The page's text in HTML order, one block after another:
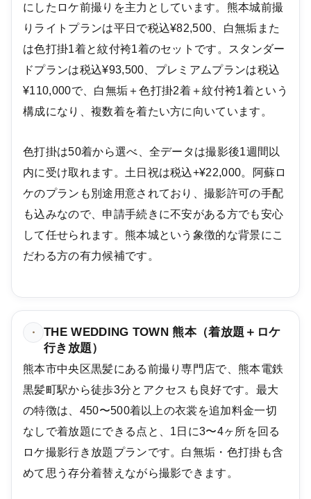
にしたロケ前撮りを主力としています。熊本城前撮
りライトプランは平日で税込¥82,500、白無垢また
は色打掛1着と紋付袴1着のセットです。スタンダー
ドプランは税込¥93,500、プレミアムプランは税込
¥110,000で、白無垢＋色打掛2着＋紋付袴1着という
構成になり、複数着を着たい方に向いています。
色打掛は50着から選べ、全データは撮影後1週間以
内に受け取れます。土日祝は税込+¥22,000。阿蘇ロ
ケのプランも別途用意されており、撮影許可の手配
も込みなので、申請手続きに不安がある方でも安心
して任せられます。熊本城という象徴的な背景にこ
だわる方の有力候補です。
・
THE WEDDING TOWN 熊本（着放題＋ロケ
行き放題）
熊本市中央区黒髪にある前撮り専門店で、熊本電鉄
黒髪町駅から徒歩3分とアクセスも良好です。最大
の特徴は、450〜500着以上の衣裳を追加料金一切
なしで着放題にできる点と、1日に3〜4ヶ所を回る
ロケ撮影行き放題プランです。白無垢・色打掛も含
めて思う存分着替えながら撮影できます。